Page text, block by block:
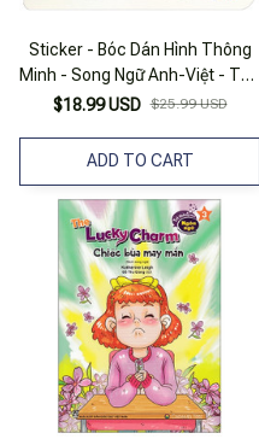
Sticker - Bóc Dán Hình Thông
Minh - Song Ngữ Anh-Việt - Tập
3
$18.99 USD $25.99 USD
ADD TO CART